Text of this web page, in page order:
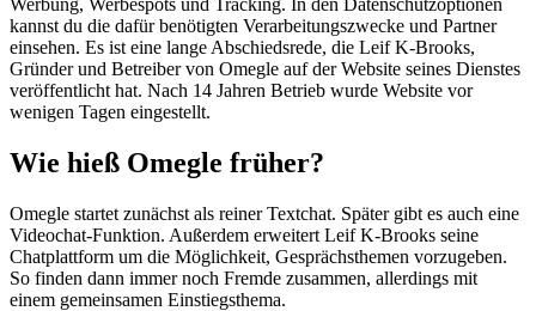
kannst du die dafür benötigten Verarbeitungszwecke und Partner
einsehen. Es ist eine lange Abschiedsrede, die Leif K-Brooks,
Gründer und Betreiber von Omegle auf der Website seines Dienstes
veröffentlicht hat. Nach 14 Jahren Betrieb wurde Website vor
wenigen Tagen eingestellt.
Wie hieß Omegle früher?
Omegle startet zunächst als reiner Textchat. Später gibt es auch eine
Videochat-Funktion. Außerdem erweitert Leif K-Brooks seine
Chatplattform um die Möglichkeit, Gesprächsthemen vorzugeben.
So finden dann immer noch Fremde zusammen, allerdings mit
einem gemeinsamen Einstiegsthema.